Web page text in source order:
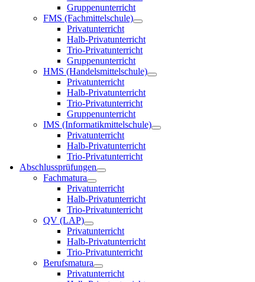
Gruppenunterricht
FMS (Fachmittelschule)
Privatunterricht
Halb-Privatunterricht
Trio-Privatunterricht
Gruppenunterricht
HMS (Handelsmittelschule)
Privatunterricht
Halb-Privatunterricht
Trio-Privatunterricht
Gruppenunterricht
IMS (Informatikmittelschule)
Privatunterricht
Halb-Privatunterricht
Trio-Privatunterricht
Abschlussprüfungen
Fachmatura
Privatunterricht
Halb-Privatunterricht
Trio-Privatunterricht
QV (LAP)
Privatunterricht
Halb-Privatunterricht
Trio-Privatunterricht
Berufsmatura
Privatunterricht